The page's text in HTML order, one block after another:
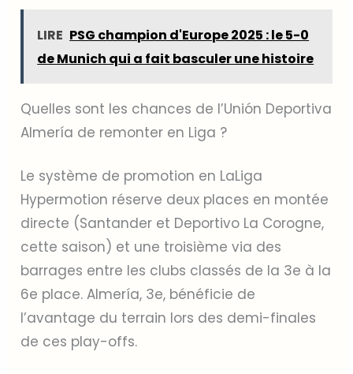
LIRE PSG champion d'Europe 2025 : le 5-0
de Munich qui a fait basculer une histoire
Quelles sont les chances de l’Unión Deportiva
Almería de remonter en Liga ?
Le système de promotion en LaLiga
Hypermotion réserve deux places en montée
directe (Santander et Deportivo La Corogne,
cette saison) et une troisième via des
barrages entre les clubs classés de la 3e à la
6e place. Almería, 3e, bénéficie de
l’avantage du terrain lors des demi-finales
de ces play-offs.